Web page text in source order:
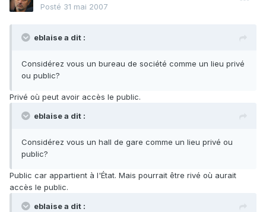
Posté 31 mai 2007
eblaise a dit :
Considérez vous un bureau de société comme un lieu privé
ou public?
Privé où peut avoir accès le public.
eblaise a dit :
Considérez vous un hall de gare comme un lieu privé ou
public?
Public car appartient à l'État. Mais pourrait être rivé où aurait
accès le public.
eblaise a dit :